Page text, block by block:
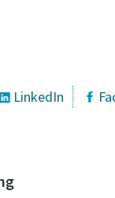
LinkedIn
E-post
E-post
E-post
E-post